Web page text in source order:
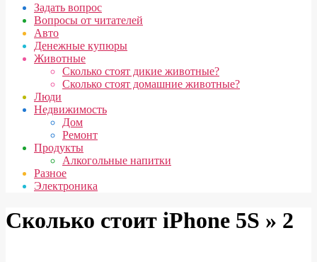
Задать вопрос
Вопросы от читателей
Авто
Денежные купюры
Животные
Сколько стоят дикие животные?
Сколько стоят домашние животные?
Люди
Недвижимость
Дом
Ремонт
Продукты
Алкогольные напитки
Разное
Электроника
Сколько стоит iPhone 5S » 2